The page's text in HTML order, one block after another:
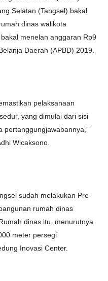
Selatan (Tangsel) bakal
dinas walikota
menelan anggaran Rp9
Daerah (APBD) 2019.
pelaksanaan
yang dimulai dari sisi
pertanggungjawabannya,”
Wicaksono.
sudah melakukan Pre
rumah dinas
dinas itu, menurutnya
meter persegi
Inovasi Center.